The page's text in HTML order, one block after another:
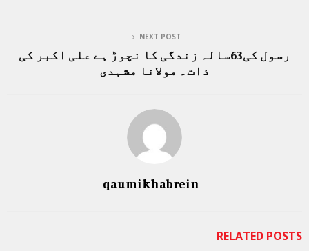
NEXT POST
رسول کی63سالہ زندگی کا نچوڑ ہے علی اکبر کی
ذات۔ مولانا مشہدی
qaumikhabrein
RELATED POSTS